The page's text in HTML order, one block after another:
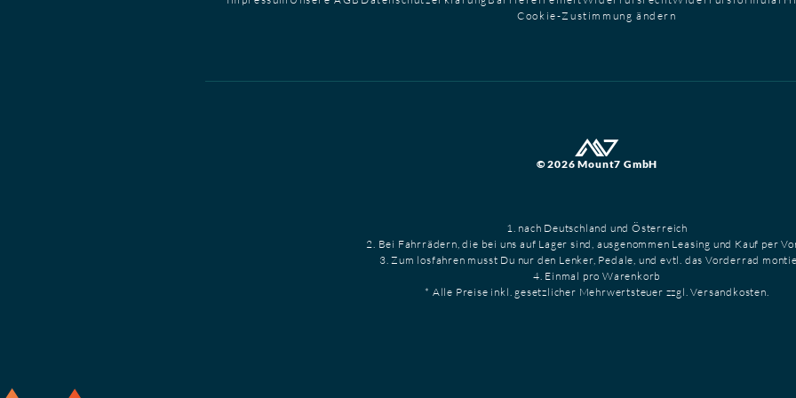
Cookie-Zustimmung ändern
© 2026 Mount7 GmbH
1. nach Deutschland und Österreich
2. Bei Fahrrädern, die bei uns auf Lager sind, ausgenommen Leasing und Kauf per
3. Zum losfahren musst Du nur den Lenker, Pedale, und evtl. das Vorderrad
4. Einmal pro Warenkorb
* Alle Preise inkl. gesetzlicher Mehrwertsteuer zzgl. Versandkosten.